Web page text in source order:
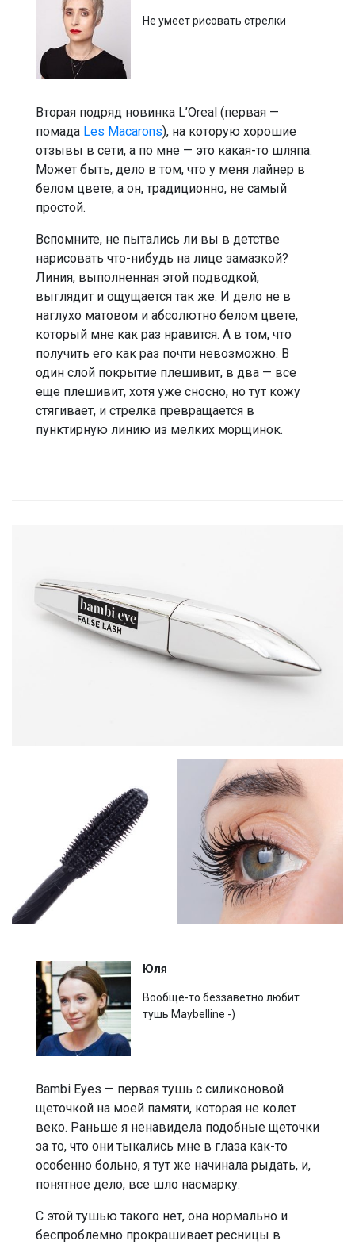
Не умеет рисовать стрелки
Вторая подряд новинка L’Oreal (первая —
помада Les Macarons), на которую хорошие
отзывы в сети, а по мне — это какая-то шляпа.
Может быть, дело в том, что у меня лайнер в
белом цвете, а он, традиционно, не самый
простой.
Вспомните, не пытались ли вы в детстве
нарисовать что-нибудь на лице замазкой?
Линия, выполненная этой подводкой,
выглядит и ощущается так же. И дело не в
наглухо матовом и абсолютно белом цвете,
который мне как раз нравится. А в том, что
получить его как раз почти невозможно. В
один слой покрытие плешивит, в два — все
еще плешивит, хотя уже сносно, но тут кожу
стягивает, и стрелка превращается в
пунктирную линию из мелких морщинок.
Юля
Вообще-то беззаветно любит
тушь Maybelline -)
Bambi Eyes — первая тушь с силиконовой
щеточкой на моей памяти, которая не колет
веко. Раньше я ненавидела подобные щеточки
за то, что они тыкались мне в глаза как-то
особенно больно, я тут же начинала рыдать, и,
понятное дело, все шло насмарку.
С этой тушью такого нет, она нормально и
беспроблемно прокрашивает ресницы в